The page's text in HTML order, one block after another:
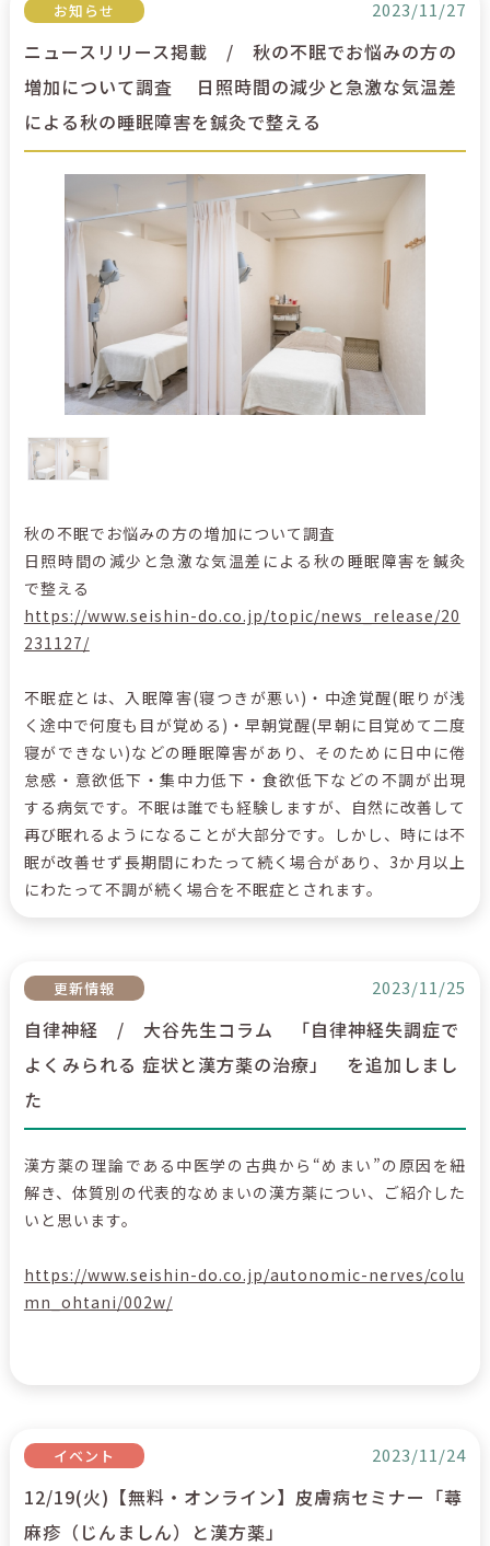
お知らせ 2023/11/27
ニュースリリース掲載 / 秋の不眠でお悩みの方の
増加について調査 日照時間の減少と急激な気温差
による秋の睡眠障害を鍼灸で整える
秋の不眠でお悩みの方の増加について調査
日照時間の減少と急激な気温差による秋の睡眠障害を鍼灸
で整える
https://www.seishin-do.co.jp/topic/news_release/20
231127/
不眠症とは、入眠障害(寝つきが悪い)・中途覚醒(眠りが浅
く途中で何度も目が覚める)・早朝覚醒(早朝に目覚めて二度
寝ができない)などの睡眠障害があり、そのために日中に倦
怠感・意欲低下・集中力低下・食欲低下などの不調が出現
する病気です。不眠は誰でも経験しますが、自然に改善して
再び眠れるようになることが大部分です。しかし、時には不
眠が改善せず長期間にわたって続く場合があり、3か月以上
にわたって不調が続く場合を不眠症とされます。
更新情報 2023/11/25
自律神経 / 大谷先生コラム 「自律神経失調症で
よくみられる 症状と漢方薬の治療」 を追加しまし
た
漢方薬の理論である中医学の古典から“めまい”の原因を紐
解き、体質別の代表的なめまいの漢方薬につい、ご紹介した
いと思います。
https://www.seishin-do.co.jp/autonomic-nerves/colu
mn_ohtani/002w/
イベント 2023/11/24
12/19(火)【無料・オンライン】皮膚病セミナー「蕁
麻疹（じんましん）と漢方薬」